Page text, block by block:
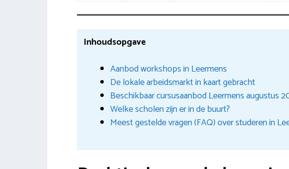
Inhoudsopgave
Aanbod workshops in Leermens
De lokale arbeidsmarkt in kaart gebracht
Beschikbaar cursusaanbod Leermens augustus
Welke scholen zijn er in de buurt?
Meest gestelde vragen (FAQ) over studeren in